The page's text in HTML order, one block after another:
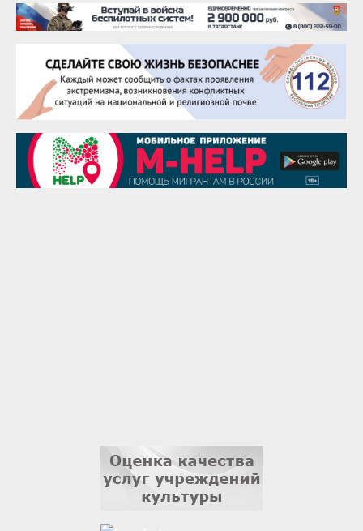
22 августа
Евгений Ефимов
25 августа
Сэсэгма Бубеева
28 августа
Чингиз Мустафаев
29 августа
Надежда Рослова